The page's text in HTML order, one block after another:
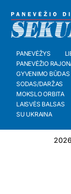
PANEVĖŽYS
PANEVĖŽIO
GYVENIMO BŪDAS
SODAS/DARŽAS
MOKSLO ORBITA
LAISVĖS BALSAS
SU UKRAINA